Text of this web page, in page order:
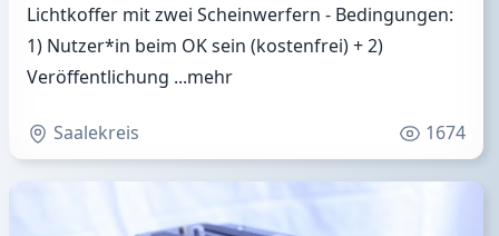
Lichtkoffer mit zwei Scheinwerfern - Bedingungen:
1) Nutzer*in beim OK sein (kostenfrei) + 2)
Veröffentlichung ...mehr
Saalekreis 1674